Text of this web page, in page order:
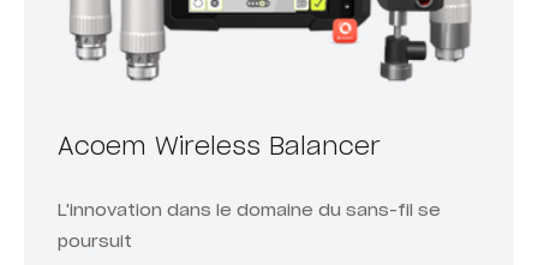
Acoem Wireless Balancer
L'innovation dans le domaine du sans-fil se
poursuit